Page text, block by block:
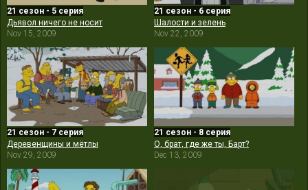
21 сезон - 5 серия
Дьявол ничего не носит
Nov 15, 2009
21 сезон - 6 серия
Шалости и зелень
Nov 22, 2009
21 сезон - 7 серия
Деревенщины и мётлы
Nov 29, 2009
21 сезон - 8 серия
О, брат, где же ты, Барт?
Dec 13, 2009